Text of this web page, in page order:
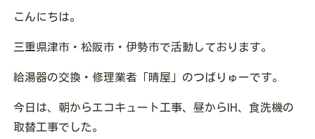
こんにちは。
三重県津市・松阪市・伊勢市で活動しております。
給湯器の交換・修理業者「晴屋」のつばりゅーです。
今日は、朝からエコキュート工事、昼からIH、食洗機の
取替工事でした。